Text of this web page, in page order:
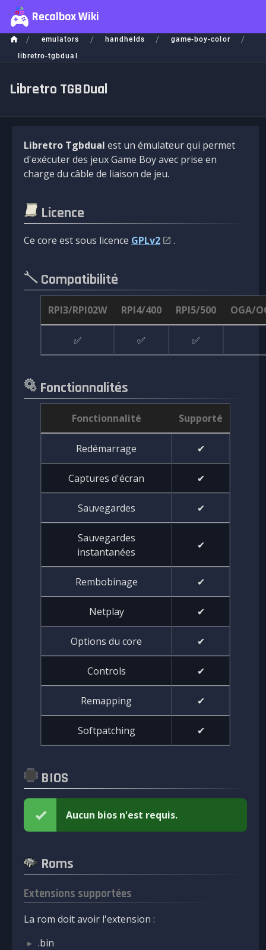
Recalbox Wiki
/ emulators / handhelds / game-boy-color /
libretro-tgbdual
Libretro TGBDual
Libretro Tgbdual est un émulateur qui permet
d'exécuter des jeux Game Boy avec prise en
charge du câble de liaison de jeu.
Licence
Ce core est sous licence GPLv2 .
Compatibilité
RPI3/RPI02W RPI4/400 RPI5/500 OGA/
✅ ✅ ✅
Fonctionnalités
Fonctionnalité Supporté
Redémarrage ✔
Captures d'écran ✔
Sauvegardes ✔
Sauvegardes
instantanées
✔
Rembobinage ✔
Netplay ✔
Options du core ✔
Controls ✔
Remapping ✔
Softpatching ✔
BIOS
Aucun bios n'est requis.
Roms
Extensions supportées
La rom doit avoir l'extension :
.bin